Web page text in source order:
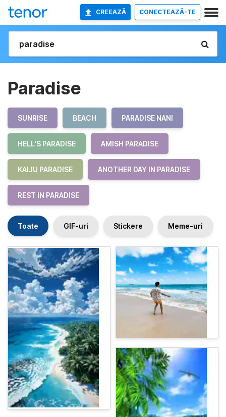
CREEAZĂ CONECTEAZĂ-TE
Paradise
SUNRISE BEACH PARADISE NANI
HELL'S PARADISE AMISH PARADISE
KAIJU PARADISE ANOTHER DAY IN PARADISE
REST IN PARADISE
Toate GIF-uri Stickere Meme-uri